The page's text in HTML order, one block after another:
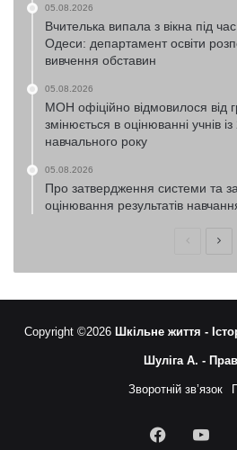
05.08.2026
Вчителька випала з вікна під
Одеси: департамент освіти
вивчення обставин
05.08.2026
МОН офіційно відмовилося від
змінюється в оцінюванні учнів
навчального року
05.08.2026
Про затвердження системи та
оцінювання результатів
Copyright ©2026 Шкільне життя -
Шуліга А. -
Зворотній зв’язок
Facebook